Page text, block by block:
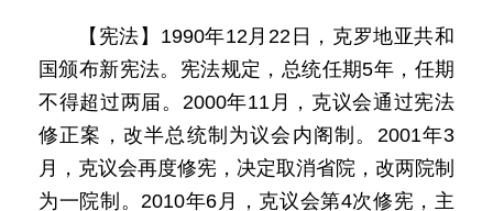
【宪法】1990年12月22日，克罗地亚共和
国颁布新宪法。宪法规定，总统任期5年，任期
不得超过两届。2000年11月，克议会通过宪法
修正案，改半总统制为议会内阁制。2001年3
月，克议会再度修宪，决定取消省院，改两院制
为一院制。2010年6月，克议会第4次修宪，主